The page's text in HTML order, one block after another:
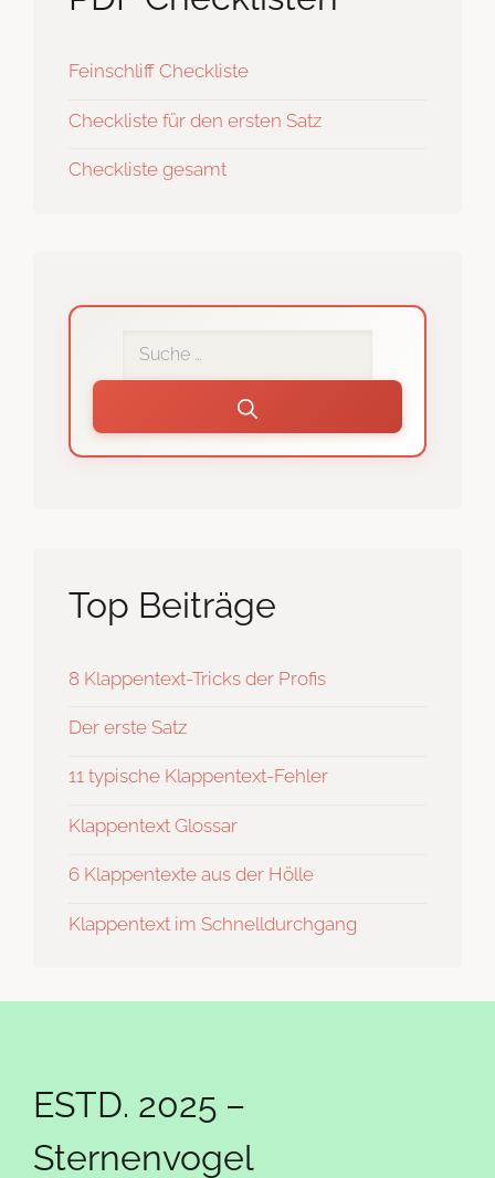
Feinschliff Checkliste
Checkliste für den ersten Satz
Checkliste gesamt
Interne
Suche
Top Beiträge
8 Klappentext-Tricks der Profis
Der erste Satz
11 typische Klappentext-Fehler
Klappentext Glossar
6 Klappentexte aus der Hölle
Klappentext im Schnelldurchgang
ESTD. 2025 –
Sternenvogel